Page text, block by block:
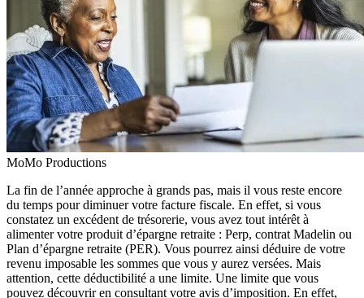
MoMo Productions
La fin de l’année approche à grands pas, mais il vous reste encore
du temps pour diminuer votre facture fiscale. En effet, si vous
constatez un excédent de trésorerie, vous avez tout intérêt à
alimenter votre produit d’épargne retraite : Perp, contrat Madelin ou
Plan d’épargne retraite (PER). Vous pourrez ainsi déduire de votre
revenu imposable les sommes que vous y aurez versées. Mais
attention, cette déductibilité a une limite. Une limite que vous
pouvez découvrir en consultant votre avis d’imposition. En effet,